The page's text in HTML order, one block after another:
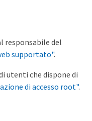
responsabile del
supportato".
utenti che dispone di
di accesso root".